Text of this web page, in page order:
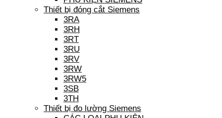
Thiết bị đóng cắt Siemens
3RA
3RH
3RT
3RU
3RV
3RW
3RW5
3SB
3TH
Thiết bị đo lường Siemens